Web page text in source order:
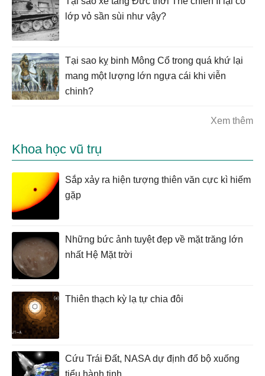
lớp vỏ sần sùi như vậy?
Tại sao kỵ binh Mông Cổ trong quá khứ lại
mang một lượng lớn ngựa cái khi viễn
chinh?
Xem thêm
Khoa học vũ trụ
Sắp xảy ra hiện tượng thiên văn cực kì hiếm
gặp
Những bức ảnh tuyệt đẹp về mặt trăng lớn
nhất Hệ Mặt trời
Thiên thạch kỳ lạ tự chia đôi
Cứu Trái Đất, NASA dự định đổ bộ xuống